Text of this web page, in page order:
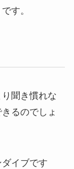
す。
聞き慣れな
きるのでしょ
イブです